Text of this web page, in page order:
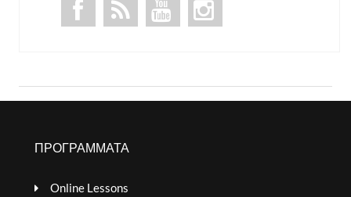
ΠΡΟΓΡΑΜΜΑΤΑ
Online Lessons